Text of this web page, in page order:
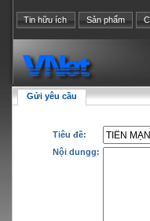
Tin hữu ích Sản phẩm
Gửi yêu cầu
Tiêu đề:
Nội dungg: